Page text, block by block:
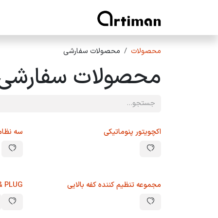
محصولات محصولات سفارشی
محصولات
اکچویتور پنوماتیکی سه
مجموعه تنظیم کننده کفه بالایی PLUG